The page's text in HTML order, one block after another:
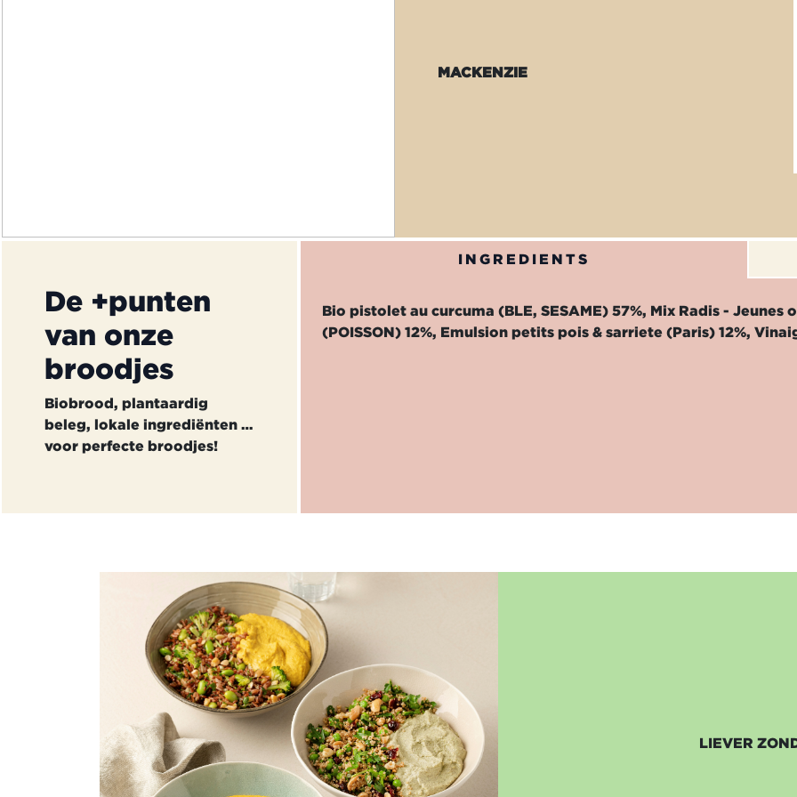
MACKENZIE
De +punten
van onze
broodjes
Biobrood, plantaardig
beleg, lokale ingrediënten …
voor perfecte broodjes!
INGREDIENTS
Bio pistolet au curcuma (BLE, SESAME) 57%, Mix Radis - Jeunes
(POISSON) 12%, Emulsion petits pois & sarriete (Paris) 12%,
LIEVER